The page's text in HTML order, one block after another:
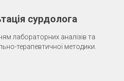
сурдолога
лабораторних аналізів та
терапевтичної методики.